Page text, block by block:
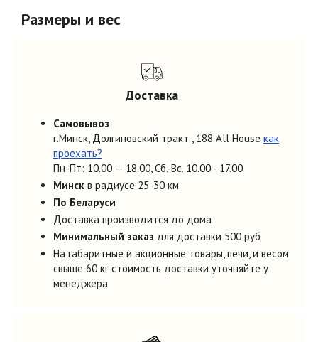
Размеры и вес
Доставка
Самовывоз
г.Минск, Долгиновский тракт , 188 All House как
проехать?
Пн-Пт: 10.00 — 18.00, Cб.-Вс. 10.00 - 17.00
Минск в радиусе 25-30 км
По Беларуси
Доставка производится до дома
Минимальный заказ для доставки 500 руб
На габаритные и акционные товары, печи, и весом
свыше 60 кг стоимость доставки уточняйте у
менеджера